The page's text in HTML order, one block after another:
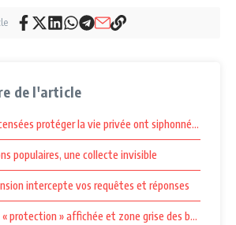
de l'article
protéger la vie privée ont siphonné des
populaires, une collecte invisible
intercepte vos requêtes et réponses
protection » affichée et zone grise des boutiques